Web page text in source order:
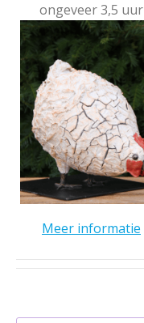
ongeveer 3,5 uur
Meer informatie